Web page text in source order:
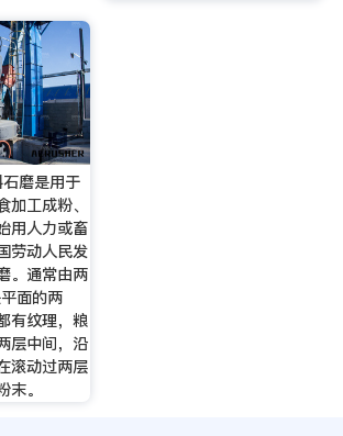
磨是用于
加工成粉、
用人力或畜
劳动人民发
。通常由两
面的两
有纹理，粮
层中间，沿
滚动过两层
。